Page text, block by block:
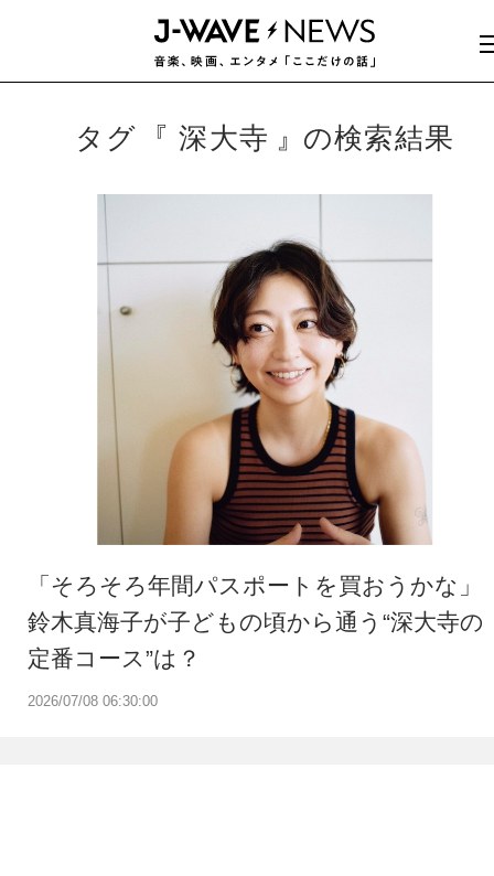
タグ 深大寺 の検索結果
2026/07/08 06:30:00
「そろそろ年間パスポートを買おうかな」
鈴木真海子が子どもの頃から通う“深大寺の
定番コース”は？